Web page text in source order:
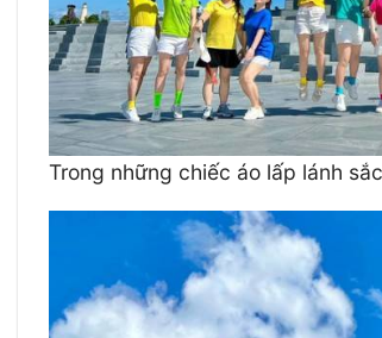
Trong những chiếc áo lấp lánh